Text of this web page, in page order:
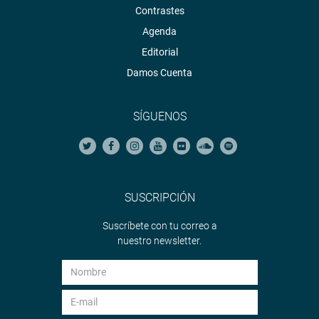
El burgomaestre le manifestó que para la atención de las
maquinarias al Gobierno Regional (Gore) de Ica, y se
encuentran a la espera de una respuesta, para cuyo
impulso pide apoyo.
Agregó que tienen pendientes con el Gore Ica la
Contrastes
Agenda
Editorial
Damos Cuenta
SÍGUENOS
SUSCRIPCIÓN
Suscríbete con tu correo a
nuestro newsletter.